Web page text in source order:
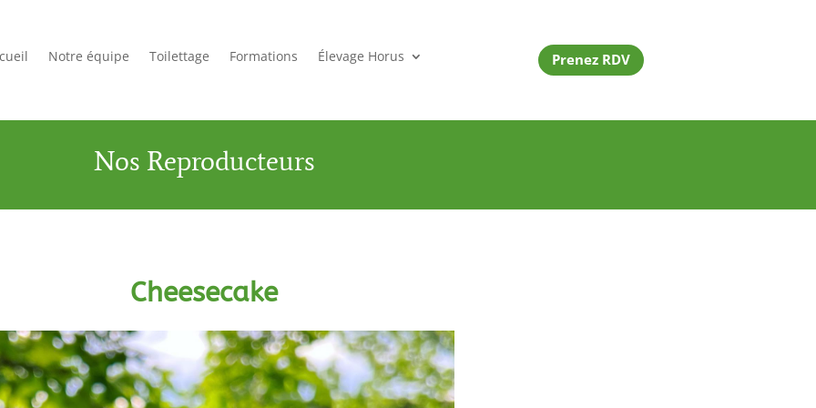
Notre équipe Toilettage Formations Élevage Horus Prenez RDV
Nos Reproducteurs
Cheesecake